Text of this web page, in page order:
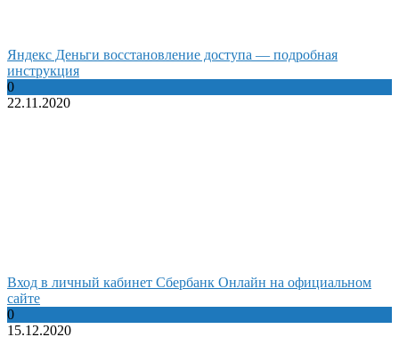
Яндекс Деньги восстановление доступа — подробная
инструкция
0
22.11.2020
Вход в личный кабинет Сбербанк Онлайн на официальном
сайте
0
15.12.2020